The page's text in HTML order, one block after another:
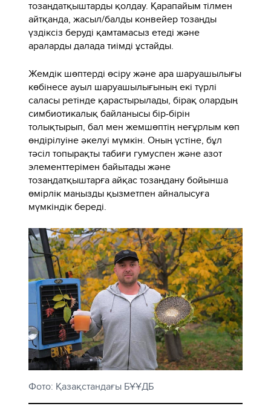
тозаңдатқыштарды қолдау. Қарапайым тілмен
айтқанда, жасыл/балды конвейер тозаңды
үздіксіз беруді қамтамасыз етеді және
араларды далада тиімді ұстайды.
Жемдік шөптерді өсіру және ара шаруашылығы
көбінесе ауыл шаруашылығының екі түрлі
саласы ретінде қарастырылады, бірақ олардың
симбиотикалық байланысы бір-бірін
толықтырып, бал мен жемшөптің неғұрлым көп
өндірілуіне әкелуі мүмкін. Оның үстіне, бұл
тәсіл топырақты табиғи гумуспен және азот
элементтерімен байытады және
тозаңдатқыштарға айқас тозаңдану бойынша
өмірлік маңызды қызметпен айналысуға
мүмкіндік береді.
Фото: Қазақстандағы БҰҰДБ